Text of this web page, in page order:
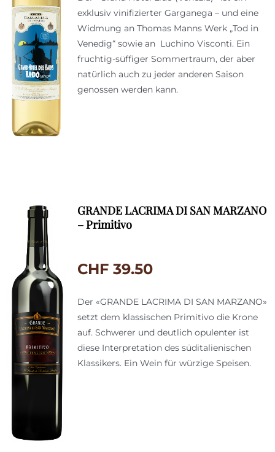
exklusiv vinifizierter Garganega – und eine
Widmung an Thomas Manns Werk „Tod in
Venedig“ sowie an Luchino Visconti. Ein
fruchtig-süffiger Sommertraum, der aber
natürlich auch zu jeder anderen Saison
genossen werden kann.
GRANDE LACRIMA DI SAN MARZANO
– Primitivo
CHF 39.50
Der «GRANDE LACRIMA DI SAN MARZANO»
setzt dem klassischen Primitivo die Krone
auf. Schwerer und deutlich opulenter ist
diese Interpretation des süditalienischen
Klassikers. Ein Wein für würzige Speisen.